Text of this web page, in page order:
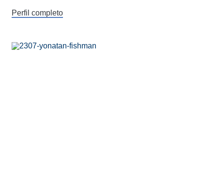
Perfil completo